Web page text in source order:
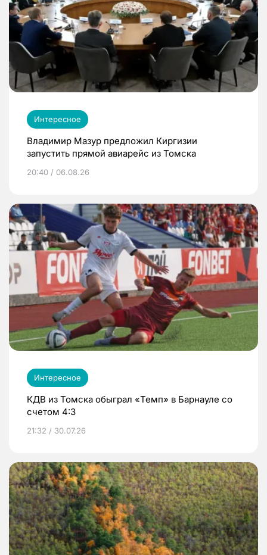
Интересное
Владимир Мазур предложил Киргизии
запустить прямой авиарейс из Томска
20:40 / 06.08.26
Интересное
КДВ из Томска обыграл «Темп» в Барнауле со
счетом 4:3
21:32 / 30.07.26